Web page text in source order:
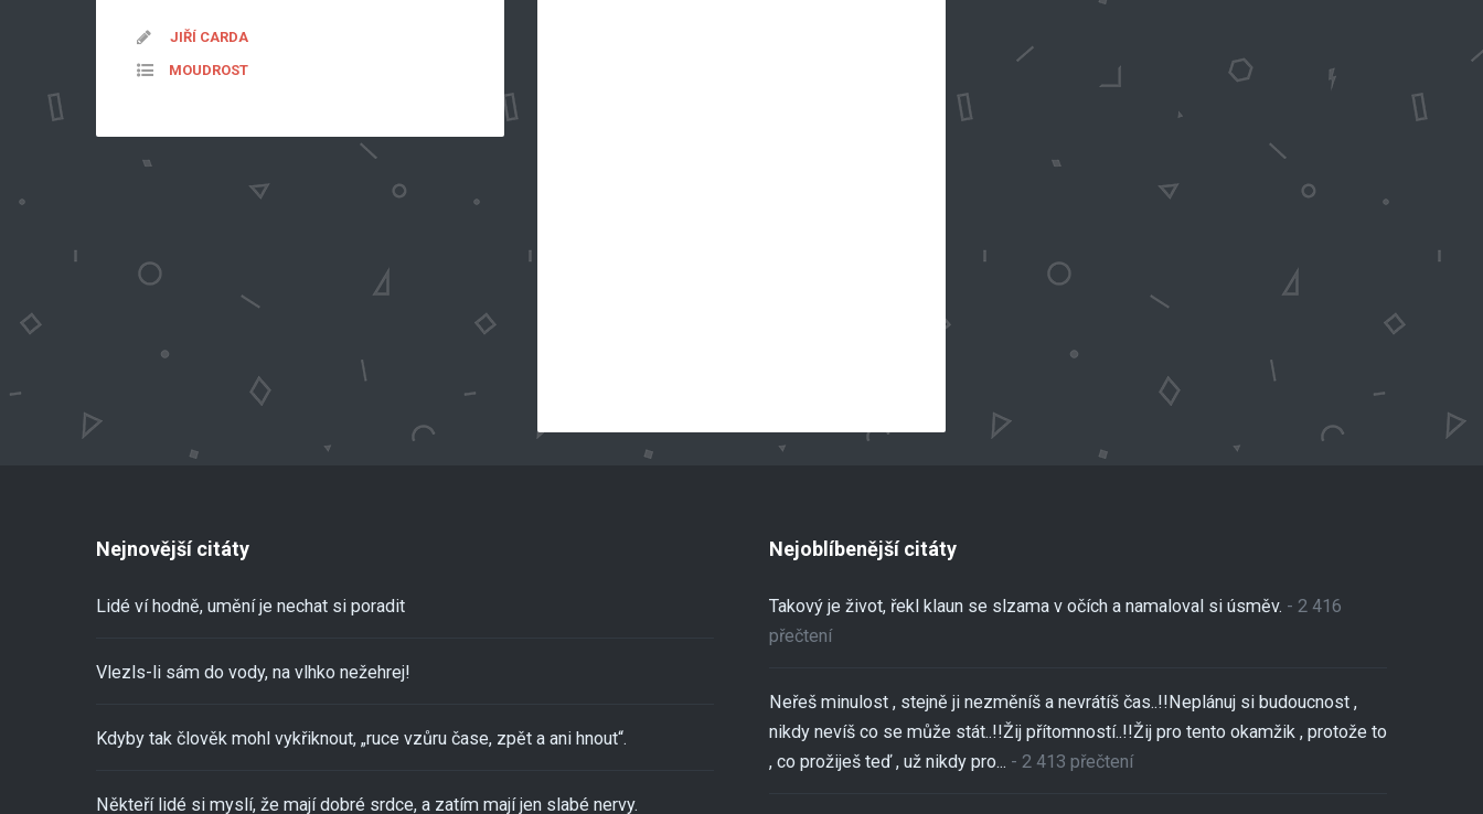
JIŘÍ CARDA
MOUDROST
Nejnovější citáty
Lidé ví hodně, umění je nechat si poradit
Vlezls-li sám do vody, na vlhko nežehrej!
Kdyby tak člověk mohl vykřiknout, „ruce vzůru čase, zpět a ani hnout“.
Někteří lidé si myslí, že mají dobré srdce, a zatím mají jen slabé nervy.
Nejoblíbenější citáty
Takový je život, řekl klaun se slzama v očích a namaloval si úsměv. - 2 416
přečtení
Neřeš minulost , stejně ji nezměníš a nevrátíš čas..!!Neplánuj si budoucnost ,
nikdy nevíš co se může stát..!!Žij přítomností..!!Žij pro tento okamžik , protože to
, co prožiješ teď , už nikdy pro... - 2 413 přečtení